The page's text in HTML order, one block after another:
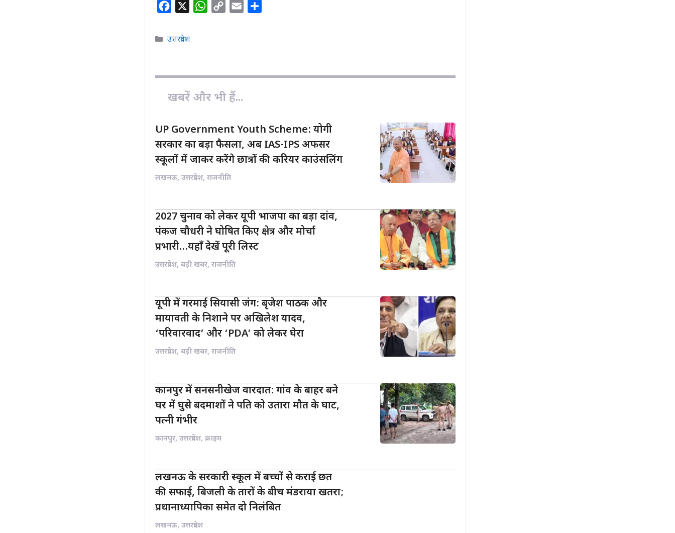
o
k
W
A
p
i
Categories
उत्तरप्रदेश
खबरें और भी हैं...
UP Government Youth Scheme: योगी
सरकार का बड़ा फैसला, अब IAS-IPS अफसर
स्कूलों में जाकर करेंगे छात्रों की करियर काउंसलिंग
लखनऊ, उत्तरप्रदेश, राजनीति
2027 चुनाव को लेकर यूपी भाजपा का बड़ा दांव,
पंकज चौधरी ने घोषित किए क्षेत्र और मोर्चा
प्रभारी…यहाँ देखें पूरी लिस्ट
उत्तरप्रदेश, बड़ी खबर, राजनीति
यूपी में गरमाई सियासी जंग: बृजेश पाठक और
मायावती के निशाने पर अखिलेश यादव,
‘परिवारवाद’ और ‘PDA’ को लेकर घेरा
उत्तरप्रदेश, बड़ी खबर, राजनीति
कानपुर में सनसनीखेज वारदात: गांव के बाहर बने
घर में घुसे बदमाशों ने पति को उतारा मौत के घाट,
पत्नी गंभीर
कानपुर, उत्तरप्रदेश, क्राइम
लखनऊ के सरकारी स्कूल में बच्चों से कराई छत
की सफाई, बिजली के तारों के बीच मंडराया खतरा;
प्रधानाध्यापिका समेत दो निलंबित
लखनऊ, उत्तरप्रदेश